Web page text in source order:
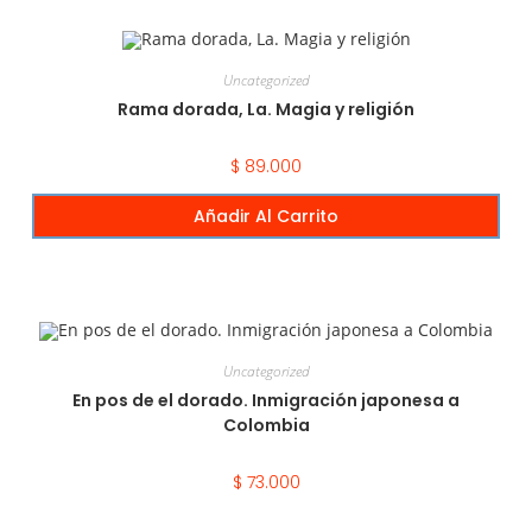
Uncategorized
Rama dorada, La. Magia y religión
$ 89.000
Añadir Al Carrito
Uncategorized
En pos de el dorado. Inmigración japonesa a
Colombia
$ 73.000